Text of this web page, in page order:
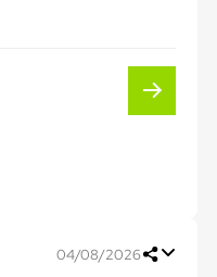
04/08/2026